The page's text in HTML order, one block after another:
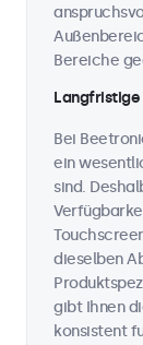
Bereiche
Bei
ein
sind.
dieselben
gibt Ihnen
konsistent